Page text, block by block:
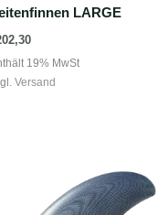
LARGE
19% MwSt
Versand